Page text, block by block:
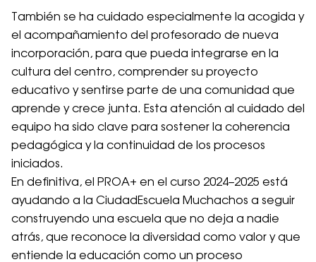
También se ha cuidado especialmente la acogida y
el acompañamiento del profesorado de nueva
incorporación, para que pueda integrarse en la
cultura del centro, comprender su proyecto
educativo y sentirse parte de una comunidad que
aprende y crece junta. Esta atención al cuidado del
equipo ha sido clave para sostener la coherencia
pedagógica y la continuidad de los procesos
iniciados.
En definitiva, el PROA+ en el curso 2024–2025 está
ayudando a la CiudadEscuela Muchachos a seguir
construyendo una escuela que no deja a nadie
atrás, que reconoce la diversidad como valor y que
entiende la educación como un proceso